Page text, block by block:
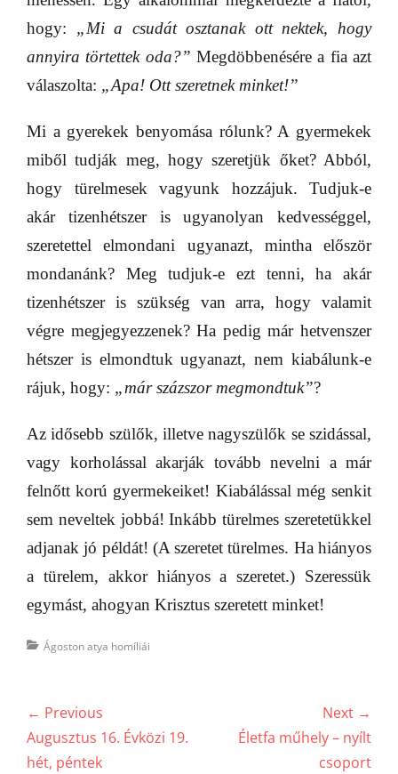
hogy: „Mi a csudát osztanak ott nektek, hogy
annyira törtettek oda?” Megdöbbenésére a fia azt
válaszolta: „Apa! Ott szeretnek minket!”
Mi a gyerekek benyomása rólunk? A gyermekek
miből tudják meg, hogy szeretjük őket? Abból,
hogy türelmesek vagyunk hozzájuk. Tudjuk-e
akár tizenhétszer is ugyanolyan kedvességgel,
szeretettel elmondani ugyanazt, mintha először
mondanánk? Meg tudjuk-e ezt tenni, ha akár
tizenhétszer is szükség van arra, hogy valamit
végre megjegyezzenek? Ha pedig már hetvenszer
hétszer is elmondtuk ugyanazt, nem kiabálunk-e
rájuk, hogy: „már százszor megmondtuk”?
Az idősebb szülők, illetve nagyszülők se szidással,
vagy korholással akarják tovább nevelni a már
felnőtt korú gyermekeiket! Kiabálással még senkit
sem neveltek jobbá! Inkább türelmes szeretetükkel
adjanak jó példát! (A szeretet türelmes. Ha hiányos
a türelem, akkor hiányos a szeretet.) Szeressük
egymást, ahogyan Krisztus szeretett minket!
Categories
Ágoston atya homíliái
Bejegyzés
navigáció
← Previous
Previous
post:
Augusztus 16. Évközi 19.
hét, péntek
Next →
Életfa műhely – nyílt
csoport